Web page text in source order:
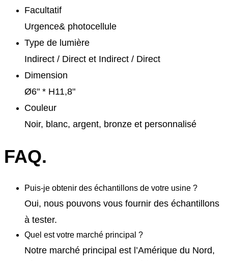
Facultatif
Urgence& photocellule
Type de lumière
Indirect / Direct et Indirect / Direct
Dimension
Ø6" * H11,8"
Couleur
Noir, blanc, argent, bronze et personnalisé
FAQ.
Puis-je obtenir des échantillons de votre usine ?
Oui, nous pouvons vous fournir des échantillons
à tester.
Quel est votre marché principal ?
Notre marché principal est l’Amérique du Nord,